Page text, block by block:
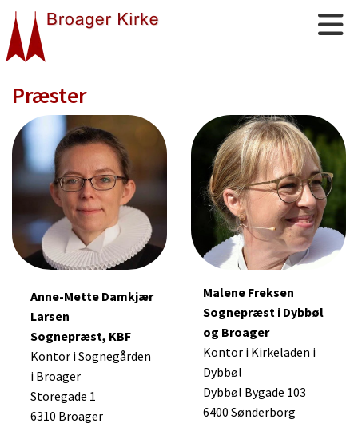
Præster
Anne-Mette Damkjær
Larsen
Sognepræst, KBF
Kontor i Sognegården
i Broager
Storegade 1
6310 Broager
Malene Freksen
Sognepræst i Dybbøl
og Broager
Kontor i Kirkeladen i
Dybbøl
Dybbøl Bygade 103
6400 Sønderborg